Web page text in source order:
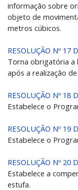
informação sobre
objeto de
metros cúbicos.
RESOLUÇÃO Nº 17
Torna obrigatória a
após a realização
RESOLUÇÃO Nº 18
Estabelece o
RESOLUÇÃO Nº 19
Estabelece o
RESOLUÇÃO Nº 20
Estabelece a
estufa.